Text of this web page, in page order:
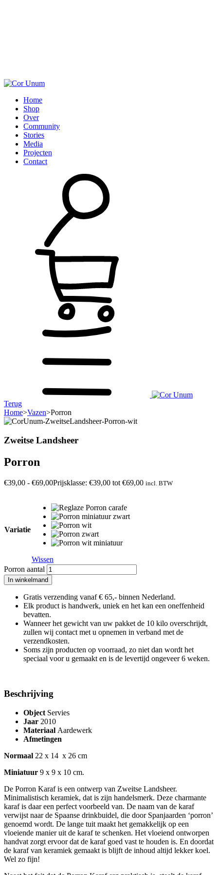
Home
Shop
Over
Community
Stories
Media
Projecten
Contact
Terug
Home>Vazen>Porron
Zweitse Landsheer
Porron
€39,00 - €69,00Prijsklasse: €39,00 tot €69,00 incl. BTW
Variatie
Wissen
Porron aantal
In winkelmand
Gratis verzending vanaf € 65,- binnen Nederland.
Elk product is handwerk, uniek en het kan een oneffenheid
bevatten.
Wanneer het gewicht van uw pakket de 10 kilo overschrijdt,
zullen wij contact met u opnemen in verband met de
verzendkosten.
Soms zijn producten op voorraad, zo niet dan wordt het
speciaal voor u gemaakt en is de levertijd ongeveer 6 weken.
Beschrijving
Object Servies
Jaar 2010
Materiaal Aardewerk
Afmetingen
Normaal 22 x 14 x 26 cm
Miniatuur 9 x 9 x 10 cm.
De Porron Karaf is een ontwerp van Zweitse Landsheer.
Minimalistisch keramiek, dat is zijn handelsmerk. Deze charmante
karaf is daar een perfect voorbeeld van. De naam van de karaf
verwijst naar de Spaanse drinkbuidel, die door Spanjaarden ‘porron’
genoemd wordt. De lange tuit maakt het gemakkelijk op een
vloeiende manier uit de karaf te schenken. Het vloeiend ontworpen
handvat zorgt ervoor dat de karaf goed vast te houden is. En doordat
de karaf van keramiek gemaakt is blijft de inhoud altijd lekker koel.
Wel zo fijn!